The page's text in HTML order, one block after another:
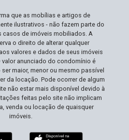
que as mobílias e artigos de
ilustrativos - não fazem parte do
casos de imóveis mobiliados. A
o direito de alterar qualquer
valores e dados de seus imóveis
valor anunciado do condomínio é
maior, menor ou mesmo passível
da locação. Pode ocorrer de algum
não estar mais disponível devido à
feitas pelo site não implicam
venda ou locação de quaisquer
imóveis.